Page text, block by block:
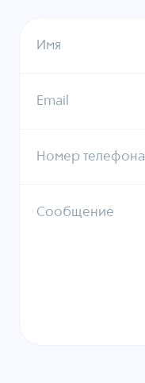
Имя
Email
Номер телефона
Сообщение